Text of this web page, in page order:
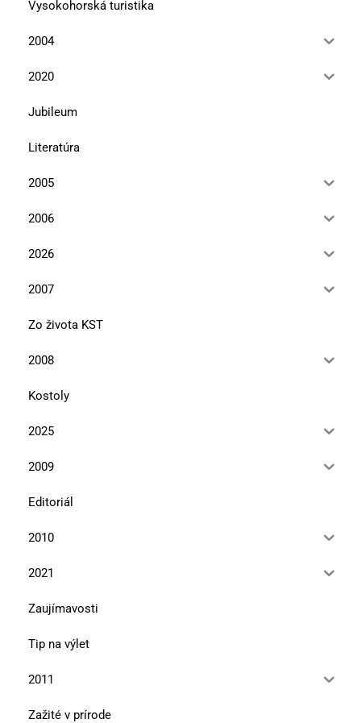
Vysokohorská turistika
2004
2020
Jubileum
Literatúra
2005
2006
2026
2007
Zo života KST
2008
Kostoly
2025
2009
Editoriál
2010
2021
Zaujímavosti
Tip na výlet
2011
Zažité v prírode